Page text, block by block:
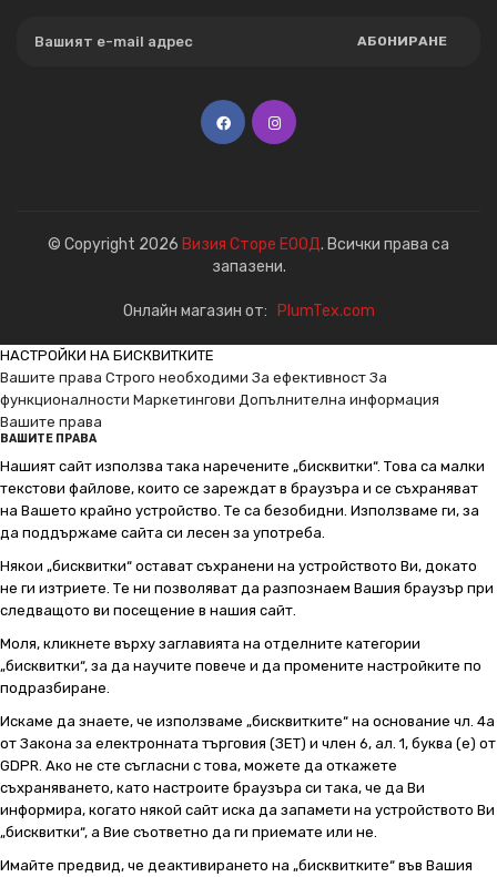
АБОНИРАНЕ
© Copyright 2026 Визия Сторе ЕООД. Всички права са
запазени.
Онлайн магазин от: PlumTex.com
НАСТРОЙКИ НА БИСКВИТКИТЕ
Вашите права Строго необходими За ефективност За
функционалности Маркетингови Допълнителна информация
Вашите права
ВАШИТЕ ПРАВА
Нашият сайт използва така наречените „бисквитки“. Това са малки
текстови файлове, които се зареждат в браузъра и се съхраняват
на Вашето крайно устройство. Те са безобидни. Използваме ги, за
да поддържаме сайта си лесен за употреба.
Някои „бисквитки“ остават съхранени на устройството Ви, докато
не ги изтриете. Те ни позволяват да разпознаем Вашия браузър при
следващото ви посещение в нашия сайт.
Моля, кликнете върху заглавията на отделните категории
„бисквитки“, за да научите повече и да промените настройките по
подразбиране.
Искаме да знаете, че използваме „бисквитките“ на основание чл. 4а
от Закона за електронната търговия (ЗЕТ) и член 6, ал. 1, буква (е) от
GDPR. Ако не сте съгласни с това, можете да откажете
съхраняването, като настроите браузъра си така, че да Ви
информира, когато някой сайт иска да запамети на устройството Ви
„бисквитки“, а Вие съответно да ги приемате или не.
Имайте предвид, че деактивирането на „бисквитките“ във Вашия